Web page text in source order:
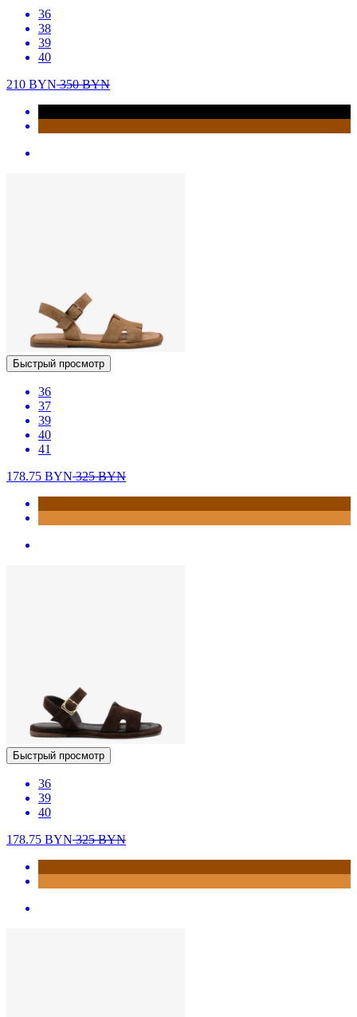
36
38
39
40
210 BYN350BYN
Быстрый просмотр
36
37
39
40
41
178.75 BYN325BYN
Быстрый просмотр
36
39
40
178.75 BYN325BYN